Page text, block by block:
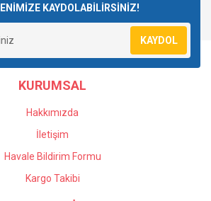
KAYDOLABİLİRSİNİZ!
KAYDOL
KURUMSAL
Hakkımızda
İletişim
Havale Bildirim Formu
Kargo Takibi